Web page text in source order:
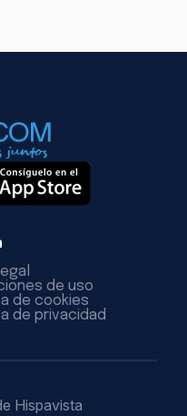
de uso
de cookies
de privacidad
Hispavista